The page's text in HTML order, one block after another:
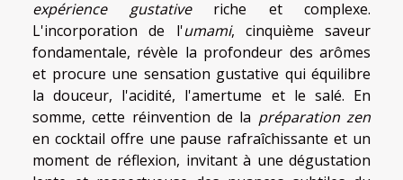
expérience gustativeriche et complexe.
L'incorporation de l'umami, cinquième saveur
fondamentale, révèle la profondeur des arômes
et procure une sensation gustative qui équilibre
la douceur, l'acidité, l'amertume et le salé. En
somme, cette réinvention de la préparation zen
en cocktail offre une pause rafraîchissante et un
moment de réflexion, invitant à une dégustation